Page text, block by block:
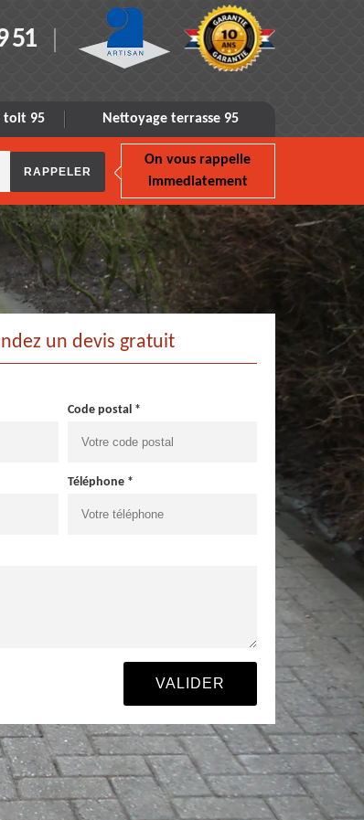
51
toit 95 Nettoyage terrasse 95
On vous rappelle
immediatement
un devis gratuit
Code postal *
Téléphone *